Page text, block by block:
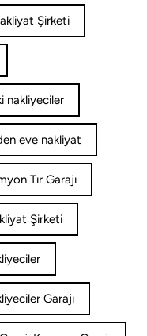
Şirketi
nakliyeciler
eve nakliyat
Tır Garajı
Şirketi
Garajı